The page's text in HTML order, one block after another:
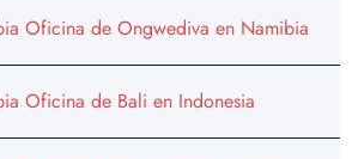
Oficina de Ongwediva en Namibia
Oficina de Bali en Indonesia